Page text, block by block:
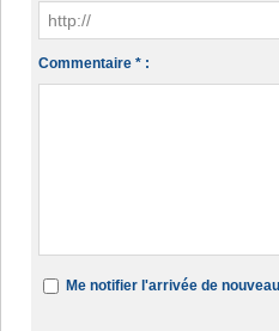
Commentaire * :
Me notifier l'arrivée de